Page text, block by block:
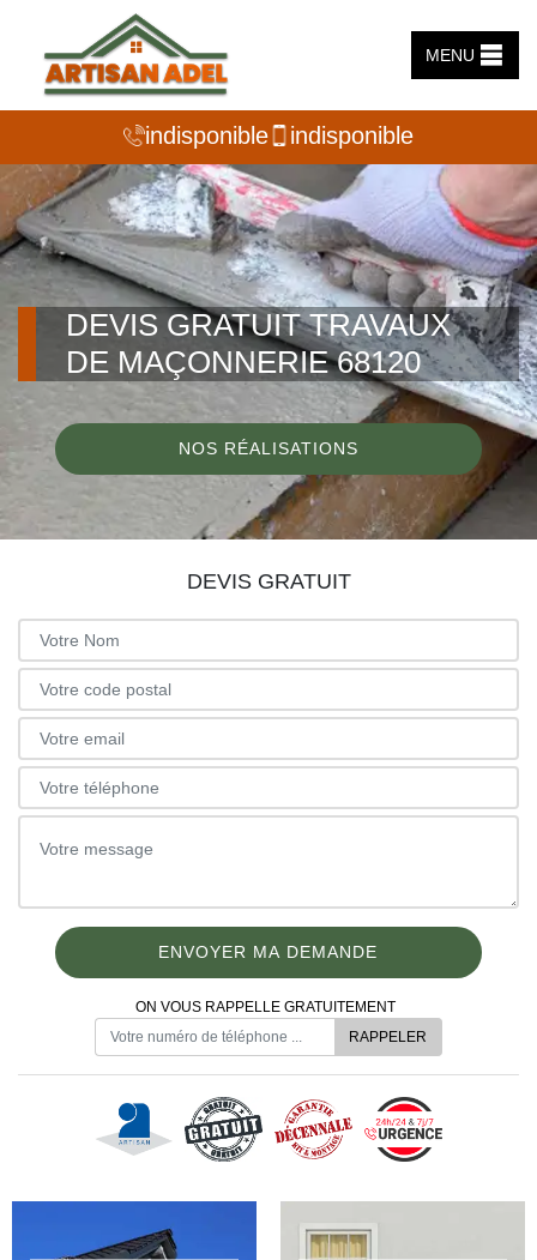
MENU
indisponible indisponible
DEVIS GRATUIT TRAVAUX
DE MAÇONNERIE 68120
NOS RÉALISATIONS
DEVIS GRATUIT
ON VOUS RAPPELLE GRATUITEMENT